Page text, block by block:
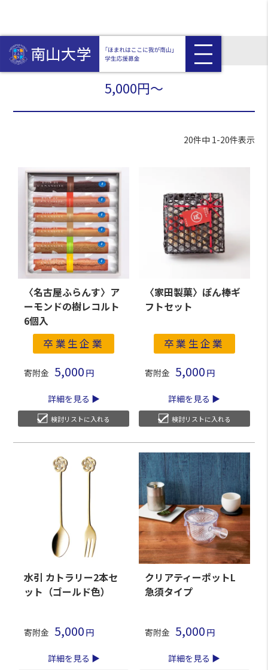
HOME 寄附金額から探す 5,000円～
5,000円～
20件中 1-20件表示
〈名古屋ふらんす〉ア
ーモンドの樹レコルト
6個入
卒業生企業
寄附金 5,000
詳細を見る
検討リストに入れる
〈家田製菓〉ぽん棒ギ
フトセット
卒業生企業
寄附金 5,000
詳細を見る
検討リストに入れる
水引 カトラリー2本セ
ット（ゴールド色）
寄附金 5,000
詳細を見る
クリアティーポットL
急須タイプ
寄附金 5,000
詳細を見る